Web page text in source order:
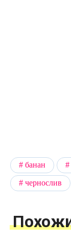
банан
чернослив